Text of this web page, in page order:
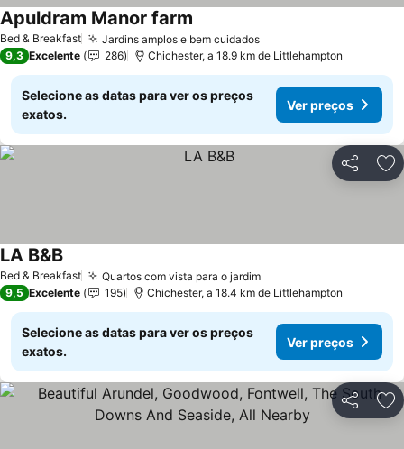
Bed & Breakfast Jardins amplos e bem cuidadosVer preços
Apuldram Manor farm
9,3 Excelente 286 Chichester, a 18.9 km de Littlehampton
Selecione as datas para ver os preços
exatos.
Ver preços
Partilhar
Bed & Breakfast Quartos com vista para o jardimVer preços
LA B&BVer preços
9,5 Excelente 195 Chichester, a 18.4 km de Littlehampton
Selecione as datas para ver os preços
exatos.
Ver preços
Partilhar